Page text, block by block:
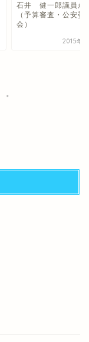
石井 健一郎議員が
（予算審査・公安委
会）
2015年3